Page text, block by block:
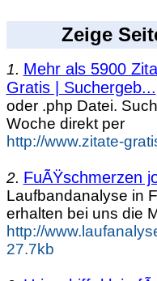
Zeige
1. Mehr als 5900
Gratis | Suchergeb...
oder .php Datei.
Woche direkt per
http://www.zitate-
2. FuÃŸschmerzen
Laufbandanalyse in
erhalten bei uns die
http://
27.7kb